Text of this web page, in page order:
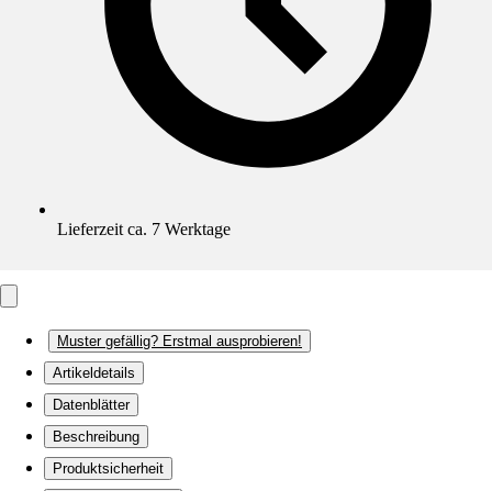
Lieferzeit ca. 7 Werktage
Muster gefällig? Erstmal ausprobieren!
Artikeldetails
Datenblätter
Beschreibung
Produktsicherheit